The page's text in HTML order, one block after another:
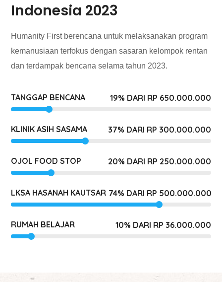
Indonesia 2023
Humanity First berencana untuk melaksanakan program
kemanusiaan terfokus dengan sasaran kelompok rentan
dan terdampak bencana selama tahun 2023.
TANGGAP BENCANA 19% DARI RP 650.000.000
KLINIK ASIH SASAMA 37% DARI RP 300.000.000
OJOL FOOD STOP 20% DARI RP 250.000.000
LKSA HASANAH KAUTSAR 74% DARI RP 500.000.000
RUMAH BELAJAR 10% DARI RP 36.000.000